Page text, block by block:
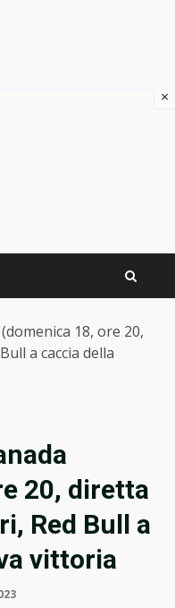
18, ore 20,
a caccia della
20, diretta
Red Bull a
vittoria
×